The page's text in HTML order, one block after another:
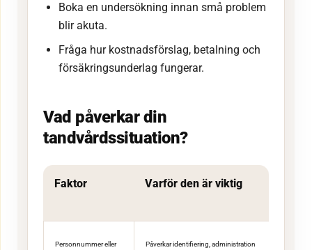
Boka en undersökning innan små problem
blir akuta.
Fråga hur kostnadsförslag, betalning och
försäkringsunderlag fungerar.
Vad påverkar din
tandvårdssituation?
Faktor Varför den är viktig
Personnummer eller
Påverkar identifiering, administration